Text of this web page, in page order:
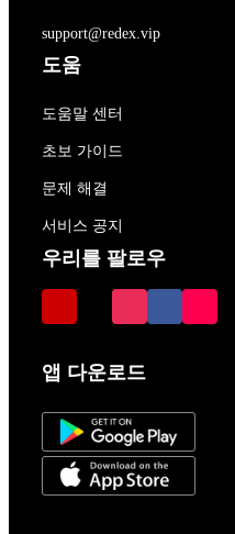
support@redex.vip
도움
도움말 센터
초보 가이드
문제 해결
서비스 공지
우리를 팔로우
앱 다운로드